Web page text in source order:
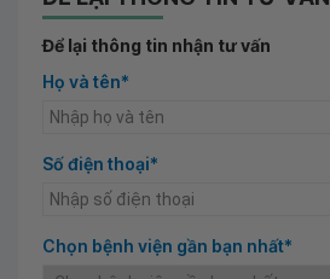
Để lại thông tin nhận tư vấn
Họ và tên*
Số điện thoại*
Chọn bệnh viện gần bạn nhất*